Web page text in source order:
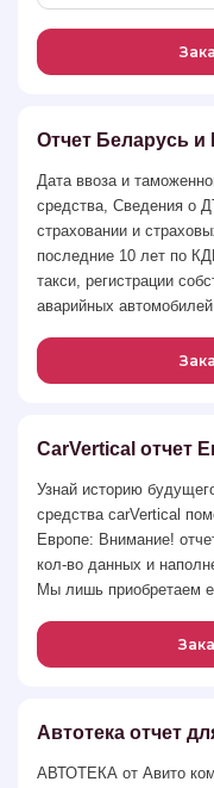
Отчет Беларусь и
Дата ввоза и
средства, Сведения о
страховании и
последние 10 лет по
такси, регистрации
аварийных
CarVertical отчет
Узнай историю
средства carVertical
Европе: Внимание!
кол-во данных и
Мы лишь приобретаем
Автотека отчет
АВТОТЕКА от Авито